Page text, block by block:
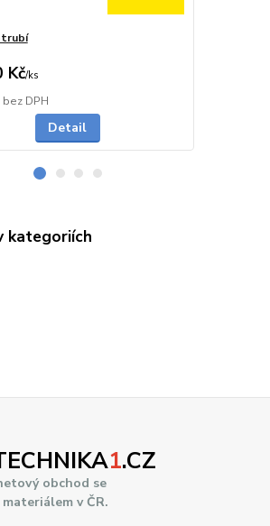
Kč/ks
bez DPH
Detail
kategoriích
1.CZ
obchod se
v ČR.